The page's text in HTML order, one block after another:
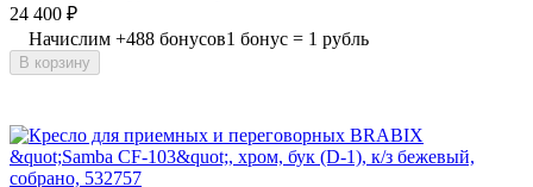
24 400 ₽
Начислим +488 бонусов1 бонус = 1 рубль
В корзину